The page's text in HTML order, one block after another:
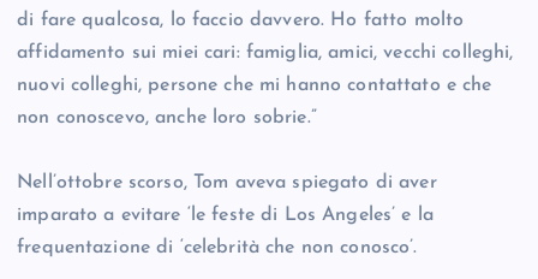
di fare qualcosa, lo faccio davvero. Ho fatto molto
affidamento sui miei cari: famiglia, amici, vecchi colleghi,
nuovi colleghi, persone che mi hanno contattato e che
non conoscevo, anche loro sobrie.”
Nell’ottobre scorso, Tom aveva spiegato di aver
imparato a evitare ‘le feste di Los Angeles’ e la
frequentazione di ‘celebrità che non conosco’.